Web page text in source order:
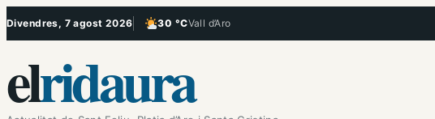
Vés
Divendres, 7 agost 2026 30 °CVall d’Aro
, Poc ennuvolat
elridaura